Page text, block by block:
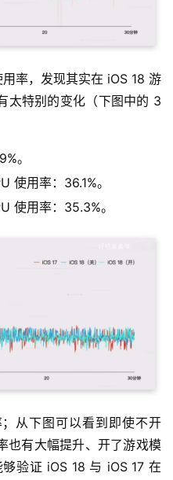
率，发现其实在 iOS 18 游
太特别的变化（下图中的 3
。
使用率：36.1%。
使用率：35.3%。
从下图可以看到即使不开
也有大幅提升、开了游戏模
验证 iOS 18 与 iOS 17 在